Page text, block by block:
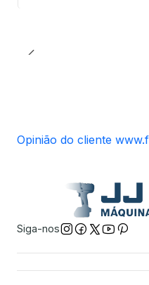
Opinião do cliente
Siga-nos